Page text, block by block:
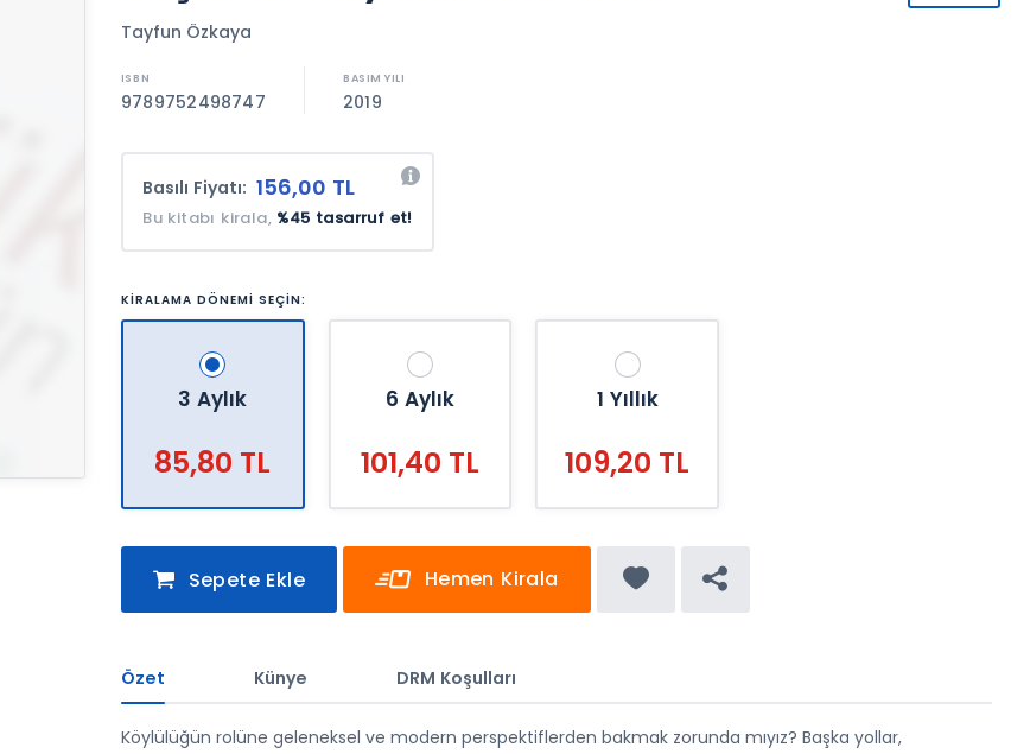
Tayfun Özkaya
9789752498747 2019
Basılı Fiyatı: 156,00 TL
Bu kitabı kirala, %45 tasarruf et!
KİRALAMA DÖNEMİ SEÇİN:
3 Aylık
85,80 TL
6 Aylık
101,40 TL
1 Yıllık
109,20 TL
Sepete Ekle Hemen Kirala
Özet Künye DRM Koşulları
Köylülüğün rolüne geleneksel ve modern perspektiflerden bakmak zorunda mıyız? Başka yollar,